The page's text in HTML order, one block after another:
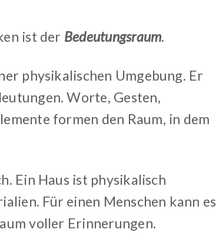
ist der Bedeutungsraum.
physikalischen Umgebung. Er
Worte, Gesten,
formen den Raum, in dem
Ein Haus ist physikalisch
Für einen Menschen kann es
voller Erinnerungen.